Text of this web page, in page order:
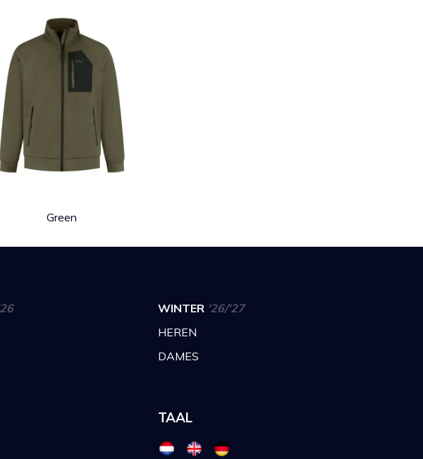
Green
WINTER '26/'27
HEREN
DAMES
TAAL